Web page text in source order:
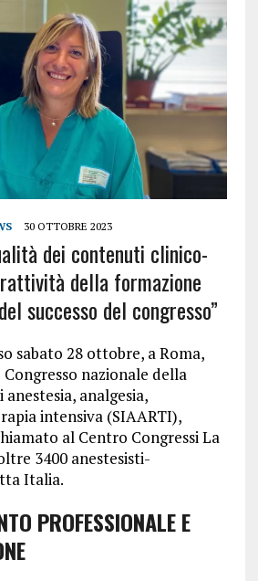
30 OTTOBRE 2023
dei contenuti clinico-
della formazione
successo del congresso”
sabato 28 ottobre, a Roma,
Congresso nazionale della
analgesia,
intensiva (SIAARTI),
al Centro Congressi La
3400 anestesisti-
Italia.
PROFESSIONALE E